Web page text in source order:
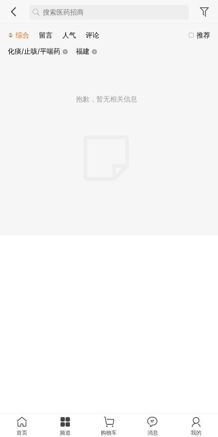
推荐
综合 留言 人气
评论
化痰/止咳/平喘药
福建
抱歉，暂无相关信息
首页 频道 购物车 消息 我的